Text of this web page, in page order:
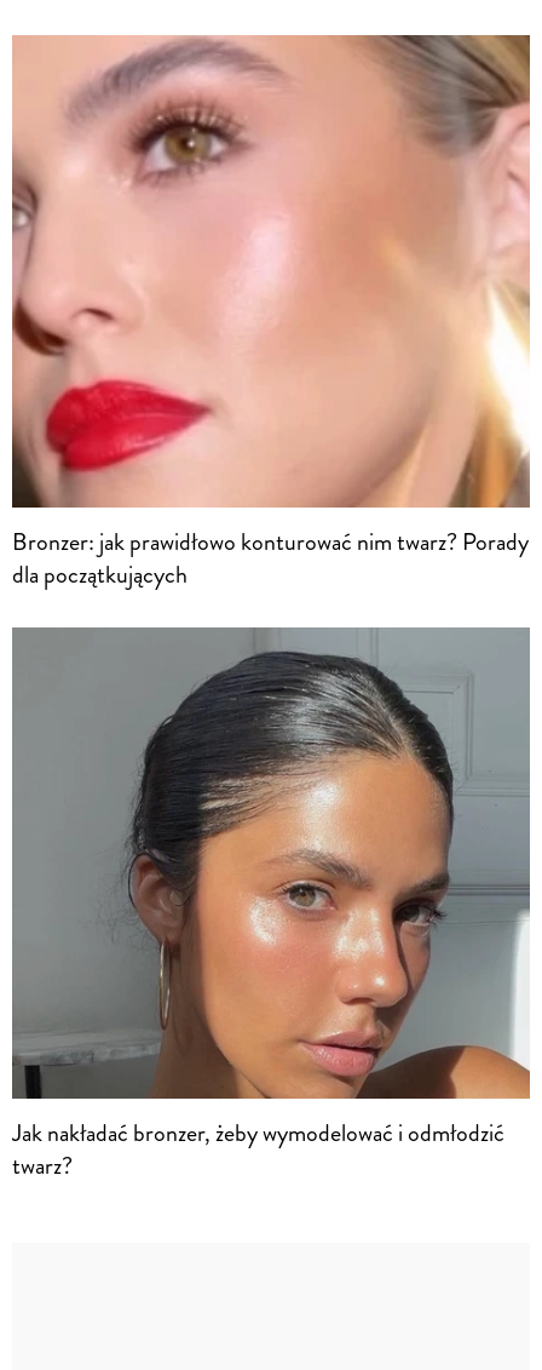
Bronzer: jak prawidłowo konturować nim twarz? Porady
dla początkujących
Jak nakładać bronzer, żeby wymodelować i odmłodzić
twarz?